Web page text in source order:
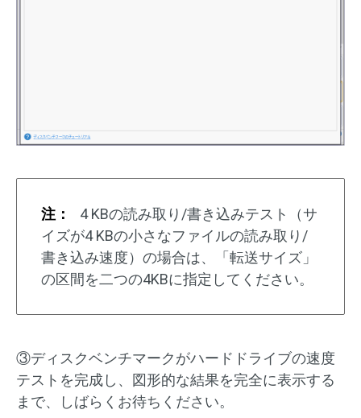
注：
4 KBの読み取り/書き込みテスト（サ
イズが4 KBの小さなファイルの読み取り/
書き込み速度）の場合は、「転送サイズ」
の区間を二つの4KBに指定してください。
③ディスクベンチマークがハードドライブの速度
テストを完成し、図形的な結果を完全に表示する
まで、しばらくお待ちください。